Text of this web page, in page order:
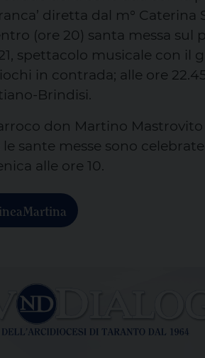
diretta dal m° Caterina
(ore 20) santa messa sul
spettacolo musicale con il
in contrada; alle ore
Brindisi.
don Martino
sante messe sono
alle ore 10.